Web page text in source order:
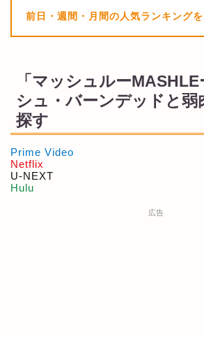
前日・週間・月間の人気ランキング
「マッシュルーMASHLE
シュ・バーンデッドと弱
探す
Prime Video
Netflix
U-NEXT
Hulu
広告